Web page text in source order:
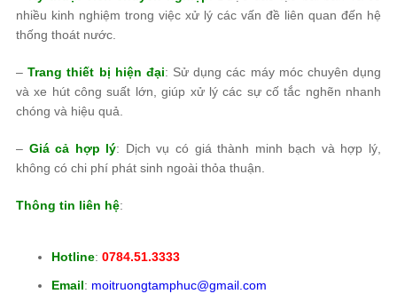
nhiều kinh nghiệm trong việc xử lý các vấn đề liên quan đến hệ
thống thoát nước.
–Trang thiết bị hiện đại: Sử dụng các máy móc chuyên dụng
và xe hút công suất lớn, giúp xử lý các sự cố tắc nghẽn nhanh
chóng và hiệu quả.
– Giá cả hợp lý: Dịch vụ có giá thành minh bạch và hợp lý,
không có chi phí phát sinh ngoài thỏa thuận.
Thông tin liên hệ:
Hotline: 0784.51.3333
Email: moitruongtamphuc@gmail.com